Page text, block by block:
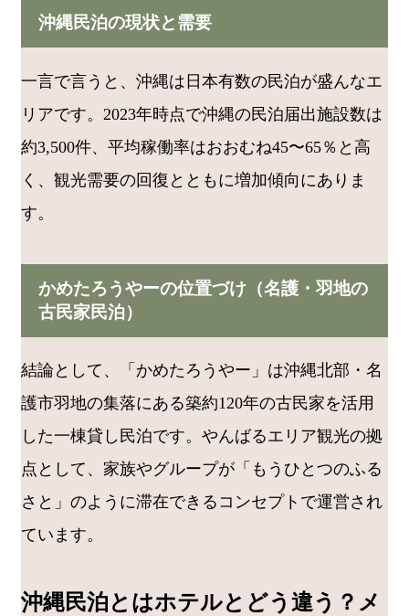
沖縄民泊の現状と需要
一言で言うと、沖縄は日本有数の民泊が盛んなエ
リアです。2023年時点で沖縄の民泊届出施設数は
約3,500件、平均稼働率はおおむね45〜65％と高
く、観光需要の回復とともに増加傾向にありま
す。
かめたろうやーの位置づけ（名護・羽地の
古民家民泊）
結論として、「かめたろうやー」は沖縄北部・名
護市羽地の集落にある築約120年の古民家を活用
した一棟貸し民泊です。やんばるエリア観光の拠
点として、家族やグループが「もうひとつのふる
さと」のように滞在できるコンセプトで運営され
ています。
沖縄民泊とはホテルとどう違う？メ